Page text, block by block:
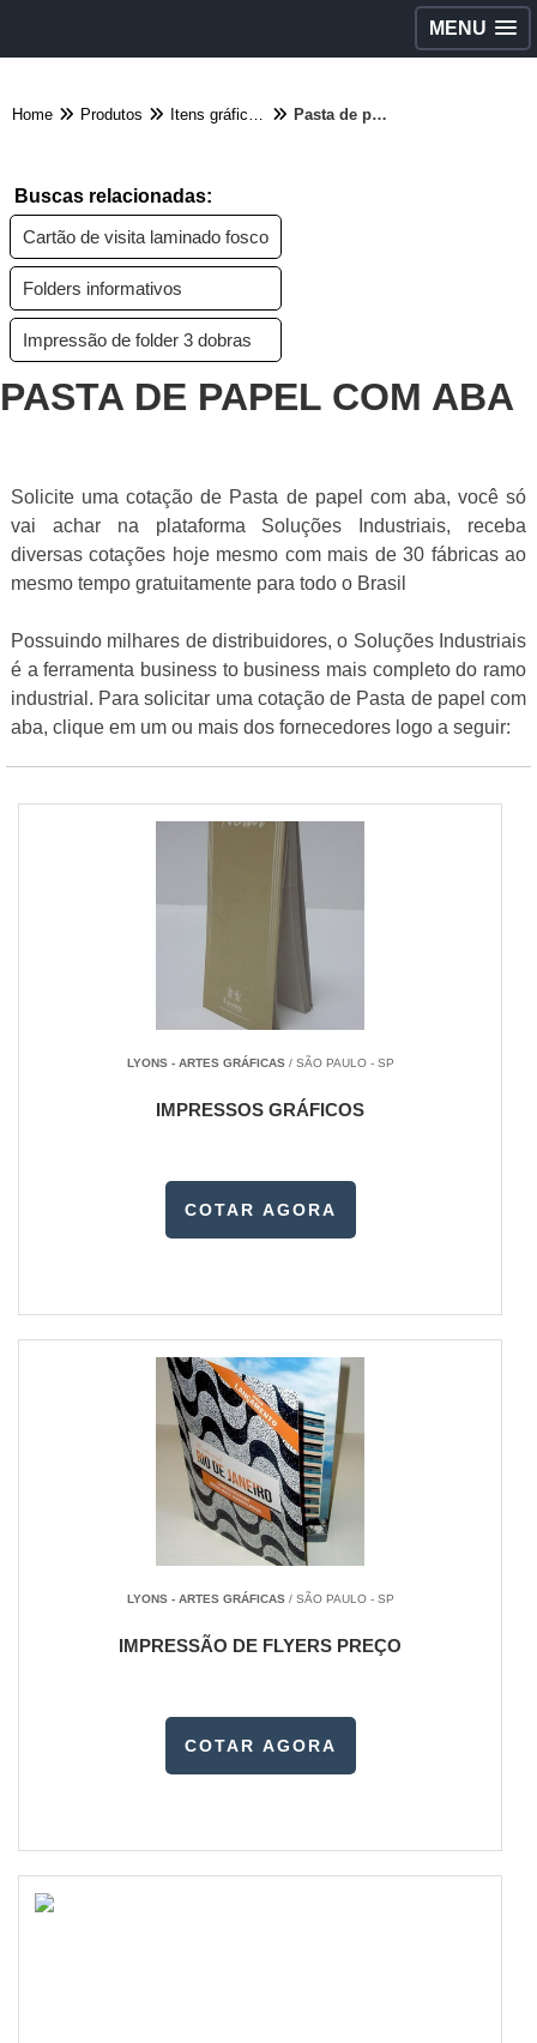
MENU
Home Produtos Itens gráficos - Categoria Pasta de papel com aba
Buscas relacionadas:
Cartão de visita laminado fosco
Folders informativos
Impressão de folder 3 dobras
PASTA DE PAPEL COM ABA
Solicite uma cotação de Pasta de papel com aba, você só
vai achar na plataforma Soluções Industriais, receba
diversas cotações hoje mesmo com mais de 30 fábricas ao
mesmo tempo gratuitamente para todo o Brasil
Possuindo milhares de distribuidores, o Soluções Industriais
é a ferramenta business to business mais completo do ramo
industrial. Para solicitar uma cotação de Pasta de papel com
aba, clique em um ou mais dos fornecedores logo a seguir:
LYONS - ARTES GRÁFICAS/ SÃO PAULO - SP
IMPRESSOS GRÁFICOS
COTAR AGORA
LYONS - ARTES GRÁFICAS/ SÃO PAULO - SP
IMPRESSÃO DE FLYERS PREÇO
COTAR AGORA